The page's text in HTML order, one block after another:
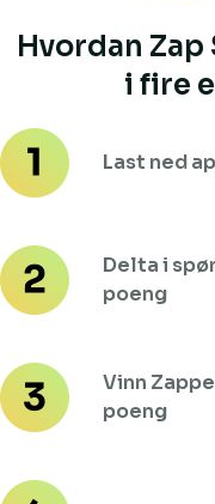
Hvordan
i fire
Last ned
Delta i
poeng
Vinn
poeng